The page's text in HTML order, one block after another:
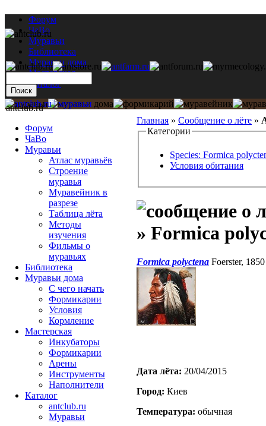
Форум
ЧаВо
Муравьи
Библиотека
Муравьи дома
Мастерская
Каталог
Главная » Сообщение о лёте »
Категории
Species: Formica
Условия обитания
» Formica
Formica polyctena Foerster,
Дата лёта: 20/04/2015
Город: Киев
Температура: обычная
antclub.ru
Форум
ЧаВо
Муравьи
Атлас муравьёв
Строение
муравья
Муравейник в
разрезе
Таблица лёта
Методы
изучения
Фильмы о
муравьях
Библиотека
Муравьи дома
С чего начать
Формикарии
Условия
Кормление
Мастерская
Инкубаторы
Формикарии
Арены
Инструменты
Наполнители
Каталог
antclub.ru
Муравьи